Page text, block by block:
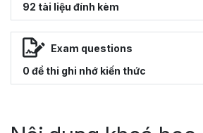
92 tài liệu đính kèm
Exam questions
0 đề thi ghi nhớ kiến thức